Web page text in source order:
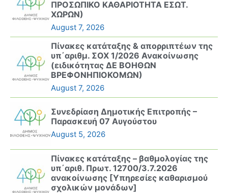
ΠΡΟΣΩΠΙΚΟ ΚΑΘΑΡΙΟΤΗΤΑ ΕΣΩΤ.
ΧΩΡΩΝ)
August 7, 2026
Πίνακες κατάταξης & απορριπτέων της
υπ΄αριθμ. ΣΟΧ 1/2026 Ανακοίνωσης
(ειδικότητας ΔΕ ΒΟΗΘΩΝ
ΒΡΕΦΟΝΗΠΙΟΚΟΜΩΝ)
August 7, 2026
Συνεδρίαση Δημοτικής Επιτροπής –
Παρασκευή 07 Αυγούστου
August 5, 2026
Πίνακες κατάταξης – βαθμολογίας της
υπ΄αριθ. Πρωτ. 12700/3.7.2026
ανακοίνωσης [Υπηρεσίες καθαρισμού
σχολικών μονάδων]